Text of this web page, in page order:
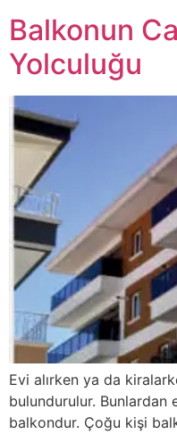
Balkonun
Yolculuğu
Evi alırken ya da
bulundurulur.
balkondur. Çoğu kişi